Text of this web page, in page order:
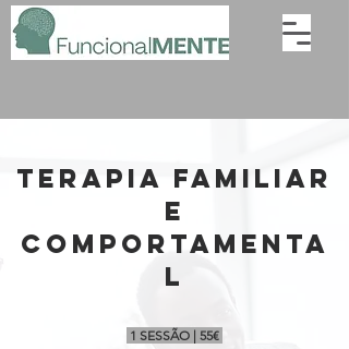
terapia familiar
e
comportamenta
l
1 SESSÃO | 55€